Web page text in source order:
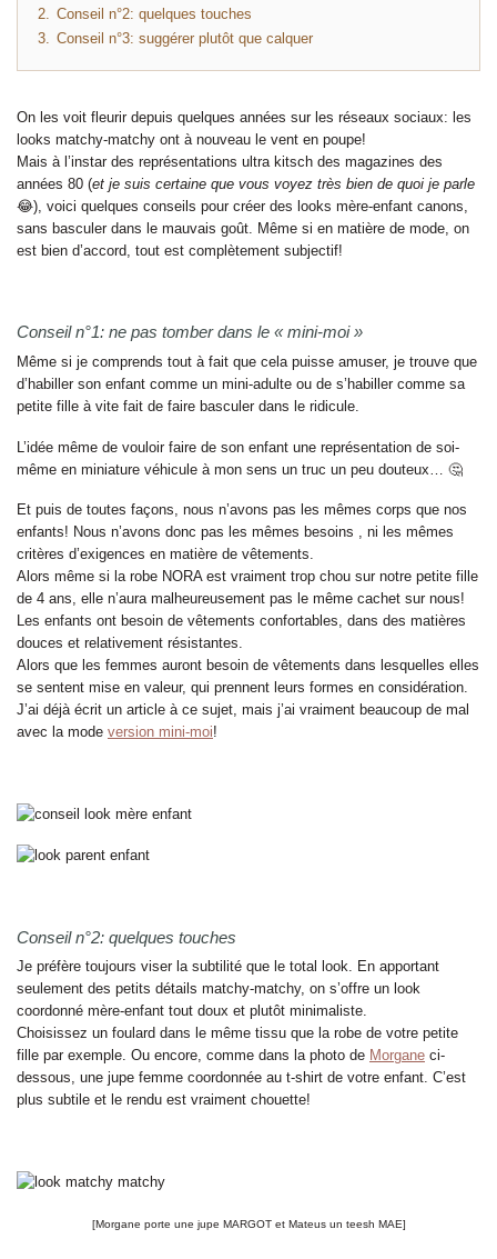
2. Conseil n°2: quelques touches
3. Conseil n°3: suggérer plutôt que calquer
On les voit fleurir depuis quelques années sur les réseaux sociaux: les
looks matchy-matchy ont à nouveau le vent en poupe!
Mais à l’instar des représentations ultra kitsch des magazines des
années 80 (et je suis certaine que vous voyez très bien de quoi je parle
😂), voici quelques conseils pour créer des looks mère-enfant canons,
sans basculer dans le mauvais goût. Même si en matière de mode, on
est bien d’accord, tout est complètement subjectif!
Conseil n°1: ne pas tomber dans le « mini-moi »
Même si je comprends tout à fait que cela puisse amuser, je trouve que
d’habiller son enfant comme un mini-adulte ou de s’habiller comme sa
petite fille à vite fait de faire basculer dans le ridicule.
L’idée même de vouloir faire de son enfant une représentation de soi-
même en miniature véhicule à mon sens un truc un peu douteux… 🤔
Et puis de toutes façons, nous n’avons pas les mêmes corps que nos
enfants! Nous n’avons donc pas les mêmes besoins , ni les mêmes
critères d’exigences en matière de vêtements.
Alors même si la robe NORA est vraiment trop chou sur notre petite fille
de 4 ans, elle n’aura malheureusement pas le même cachet sur nous!
Les enfants ont besoin de vêtements confortables, dans des matières
douces et relativement résistantes.
Alors que les femmes auront besoin de vêtements dans lesquelles elles
se sentent mise en valeur, qui prennent leurs formes en considération.
J’ai déjà écrit un article à ce sujet, mais j’ai vraiment beaucoup de mal
avec la mode version mini-moi!
Conseil n°2: quelques touches
Je préfère toujours viser la subtilité que le total look. En apportant
seulement des petits détails matchy-matchy, on s’offre un look
coordonné mère-enfant tout doux et plutôt minimaliste.
Choisissez un foulard dans le même tissu que la robe de votre petite
fille par exemple. Ou encore, comme dans la photo de Morgane ci-
dessous, une jupe femme coordonnée au t-shirt de votre enfant. C’est
plus subtile et le rendu est vraiment chouette!
[Morgane porte une jupe MARGOT et Mateus un teesh MAE]